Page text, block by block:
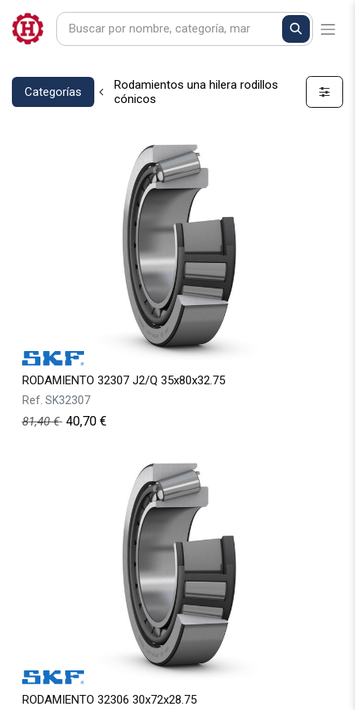
Categorías
Rodamientos una hilera rodillos
cónicos
RODAMIENTO 32307 J2/Q 35x80x32.75
Ref. SK32307
81,40€ 40,70€
RODAMIENTO 32306 30x72x28.75